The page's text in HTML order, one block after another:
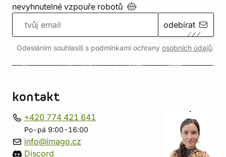
nevyhnutelné vzpouře robotů
odebírat
Odesláním souhlasíš s podmínkami ochrany osobních údajů.
kontakt
+420 774 421 641
Po-pá 9:00-16:00
info@imago.cz
Discord